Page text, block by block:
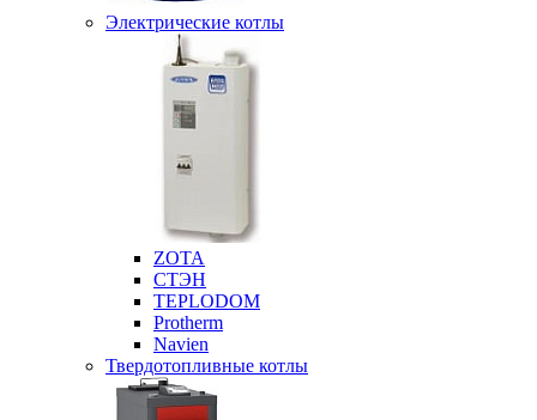
Электрические котлы
ZOTA
СТЭН
TEPLODOM
Protherm
Navien
Твердотопливные котлы